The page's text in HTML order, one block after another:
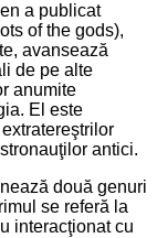
a publicat
of the gods),
avansează
de pe alte
anumite
El este
antici.
două genuri
se referă la
interacţionat cu